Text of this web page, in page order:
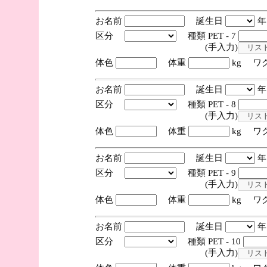
お名前 誕生日
区分
種類 PET - 7
(手入力)
体色
体重 kg ワ
お名前 誕生日
区分
種類 PET - 8
(手入力)
体色
体重 kg ワ
お名前 誕生日
区分
種類 PET - 9
(手入力)
体色
体重 kg ワ
お名前 誕生日
区分
種類 PET - 10
(手入力)